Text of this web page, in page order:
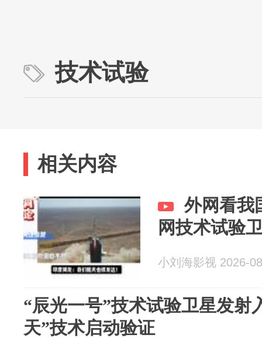
技术试验
相关内容
外网看我
网技术试验
小刘海影视 2026-
“辰光一号”技术试验卫星发射
天”技术启动验证